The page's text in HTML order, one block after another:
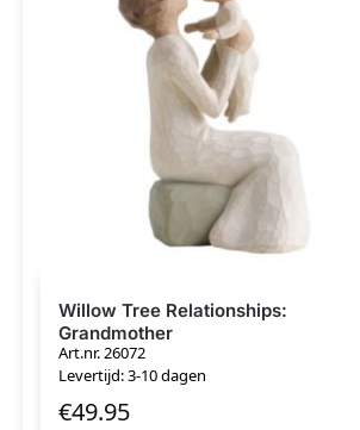
Willow Tree Relationships:
Grandmother
Art.nr. 26072
Levertijd: 3-10 dagen
€49.95